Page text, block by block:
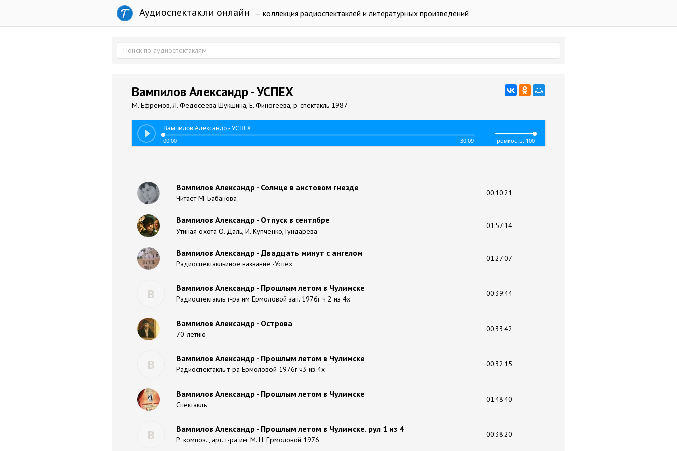
Аудиоспектакли онлайн — коллекция радиоспектаклей и литературных произведений
Вампилов Александр - УСПЕХ
М. Ефремов, Л. Федосеева Шукшина, Е. Финогеева, р. спектакль 1987
Вампилов Александр - УСПЕХ
00:00 30:09 Громкость: 100
Вампилов Александр - Солнце в аистовом гнезде
Читает М. Бабанова
00:10:21
Вампилов Александр - Отпуск в сентябре
Утиная охота О. Даль, И. Купченко, Гундарева
01:57:14
Вампилов Александр - Двадцать минут с ангелом
Радиоспектакльиное название -Успех
01:27:07
В Вампилов Александр - Прошлым летом в Чулимске
Радиоспектакль т-ра им Ермоловой зап. 1976г ч 2 из 4х
00:39:44
Вампилов Александр - Острова
70-летию
00:33:42
В Вампилов Александр - Прошлым летом в Чулимске
Радиоспектакль т-ра Ермоловой 1976г ч3 из 4х
00:32:15
Вампилов Александр - Прошлым летом в Чулимске
Спектакль
01:48:40
В Вампилов Александр - Прошлым летом в Чулимске. рул 1 из 4
Р. композ. , арт. т-ра им. М. Н. Ермоловой 1976
00:38:20